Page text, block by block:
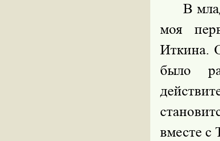
В
моя
Иткина.
было
вместе с